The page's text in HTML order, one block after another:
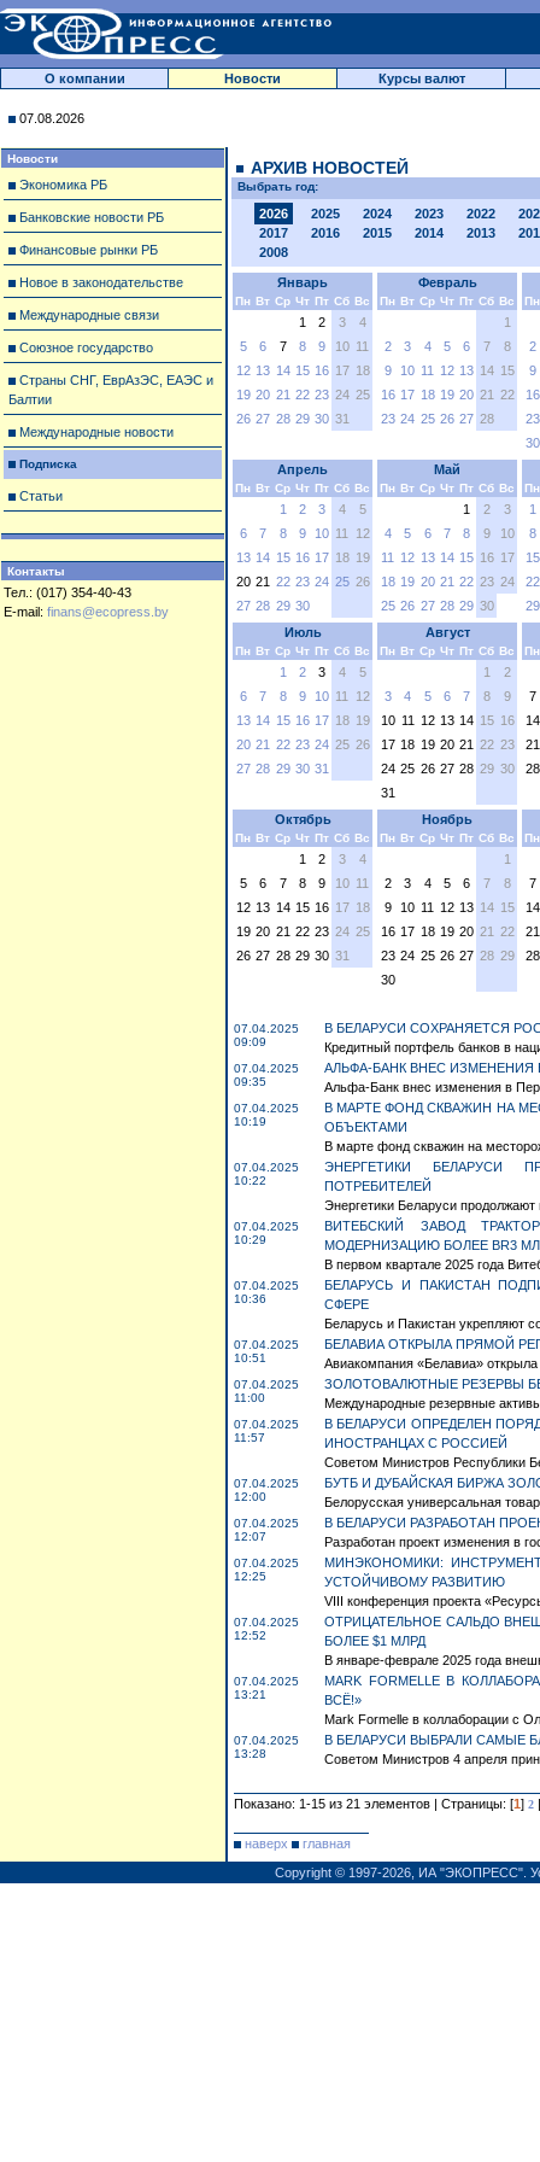
О компании Новости Курсы валют
07.08.2026
Новости
Экономика РБ
Банковские новости РБ
Финансовые рынки РБ
Новое в законодательстве
Международные связи
Союзное государство
Страны СНГ, ЕврАзЭС, ЕАЭС и
Балтии
Международные новости
Подписка
Статьи
Контакты
Тел.: (017) 354-40-43
E-mail: finans@ecopress.by
АРХИВ НОВОСТЕЙ
Выбрать год:
2026 2025 2024 2023 2022
2017
2016 2015 2014 2013
2008
Январь
Пн Вт Ср Чт Пт Сб Вс
1 2 3
4
5
6 7 8 9 10 11
12 13 14 15 16 17 18
19 20 21 22 23 24 25
26 27 28 29 30 31
Февраль
Пн Вт Ср Чт Пт Сб Вс
1
2
3 4 5 6 7
8
9
10 11 12 13 14 15
16 17 18 19 20 21 22
23 24 25 26 27 28
Пн
2
9
16
23
30
Апрель
Пн Вт Ср Чт Пт Сб Вс
1 2 3 4
5
6
7 8 9 10 11
12
13 14 15 16 17 18 19
20 21 22 23 24 25 26
27 28 29 30
Май
Пн Вт Ср Чт Пт Сб Вс
1 2
3
4
5 6 7 8 9
10
11
12 13 14 15 16 17
18 19 20 21 22 23 24
25 26 27 28 29 30
Пн
1
8
15
22
29
Июль
Пн Вт Ср Чт Пт Сб Вс
1 2 3 4
5
6
7 8 9 10 11
12
13 14 15 16 17 18 19
20 21 22 23 24 25 26
27 28 29 30 31
Август
Пн Вт Ср Чт Пт Сб Вс
1
2
3
4 5 6 7 8
9
10 11 12 13 14 15 16
17 18 19 20 21 22 23
24 25 26 27 28 29 30
31
Пн
7
14
21
28
Октябрь
Пн Вт Ср Чт Пт Сб Вс
1 2 3
4
5
6 7 8 9 10 11
12 13 14 15 16 17 18
19 20 21 22 23 24 25
26 27 28 29 30 31
Ноябрь
Пн Вт Ср Чт Пт Сб Вс
1
2
3 4 5 6 7
8
9
10 11 12 13 14 15
16 17 18 19 20 21 22
23 24 25 26 27 28 29
30
Пн
7
14
21
28
07.04.2025
09:09
В БЕЛАРУСИ СОХРАНЯЕТСЯ
Кредитный портфель банков в
07.04.2025
09:35
АЛЬФА-БАНК ВНЕС ИЗМЕНЕНИЯ
Альфа-Банк внес изменения в
07.04.2025
10:19
В МАРТЕ ФОНД СКВАЖИН НА
ОБЪЕКТАМИ
В марте фонд скважин на
07.04.2025
10:22
ЭНЕРГЕТИКИ БЕЛАРУСИ
ПОТРЕБИТЕЛЕЙ
Энергетики Беларуси продолжают
07.04.2025
10:29
ВИТЕБСКИЙ ЗАВОД
МОДЕРНИЗАЦИЮ БОЛЕЕ BR3
В первом квартале 2025 года
07.04.2025
10:36
БЕЛАРУСЬ И ПАКИСТАН
СФЕРЕ
Беларусь и Пакистан укрепляют
07.04.2025
10:51
БЕЛАВИА ОТКРЫЛА ПРЯМОЙ
Авиакомпания «Белавиа»
07.04.2025
11:00
ЗОЛОТОВАЛЮТНЫЕ РЕЗЕРВЫ
Международные резервные
07.04.2025
11:57
В БЕЛАРУСИ ОПРЕДЕЛЕН
ИНОСТРАНЦАХ С РОССИЕЙ
Советом Министров Республики
07.04.2025
12:00
БУТБ И ДУБАЙСКАЯ БИРЖА
Белорусская универсальная
07.04.2025
12:07
В БЕЛАРУСИ РАЗРАБОТАН
Разработан проект изменения в
07.04.2025
12:25
МИНЭКОНОМИКИ:
УСТОЙЧИВОМУ РАЗВИТИЮ
VIII конференция проекта
07.04.2025
12:52
ОТРИЦАТЕЛЬНОЕ САЛЬДО
БОЛЕЕ $1 МЛРД
В январе-феврале 2025 года
07.04.2025
13:21
MARK FORMELLE В
ВСЁ!»
Mark Formelle в коллаборации с
07.04.2025
13:28
В БЕЛАРУСИ ВЫБРАЛИ САМЫЕ
Советом Министров 4 апреля
Показано: 1-15 из 21 элементов | Страницы: [1] 2 |
наверх
главная
Copyright © 1997-2026, ИА "ЭКОПРЕСС".